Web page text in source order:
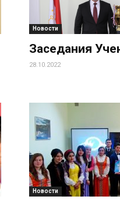
Новости
Заседания
28.10.2022
Новости